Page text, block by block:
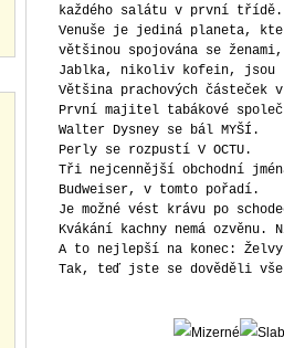
každého salátu v první třídě.
Venuše je jediná planeta,
většinou spojována se
Jablka, nikoliv kofein, jsou
Většina prachových částeček
První majitel tabákové
Walter Dysney se bál MYŠÍ.
Perly se rozpustí V OCTU.
Tři nejcennější obchodní
Budweiser, v tomto pořadí.
Je možné vést krávu po
Kvákání kachny nemá ozvěnu.
A to nejlepší na konec: Želvy
Tak, teď jste se dověděli